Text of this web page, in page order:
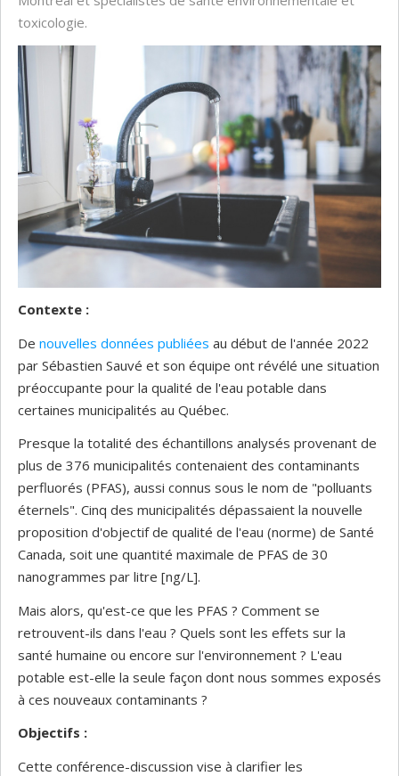
toxicologie.
Contexte :
De nouvelles données publiées au début de l'année 2022
par Sébastien Sauvé et son équipe ont révélé une situation
préoccupante pour la qualité de l'eau potable dans
certaines municipalités au Québec.
Presque la totalité des échantillons analysés provenant de
plus de 376 municipalités contenaient des contaminants
perfluorés (PFAS), aussi connus sous le nom de "polluants
éternels". Cinq des municipalités dépassaient la nouvelle
proposition d'objectif de qualité de l'eau (norme) de Santé
Canada, soit une quantité maximale de PFAS de 30
nanogrammes par litre [ng/L].
Mais alors, qu'est-ce que les PFAS ? Comment se
retrouvent-ils dans l'eau ? Quels sont les effets sur la
santé humaine ou encore sur l'environnement ? L'eau
potable est-elle la seule façon dont nous sommes exposés
à ces nouveaux contaminants ?
Objectifs :
Cette conférence-discussion vise à clarifier les